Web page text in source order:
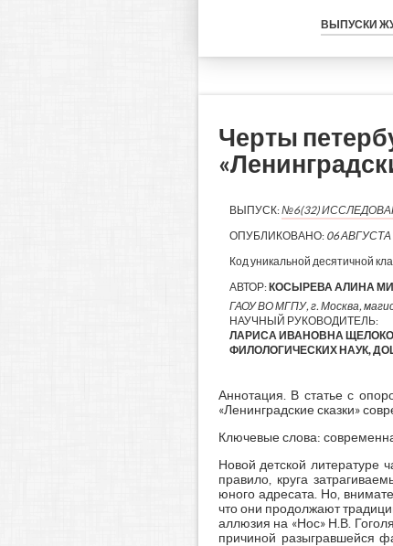
ВЫПУСКИ
Черты
ВЫПУСК:№6(32)
ОПУБЛИКОВАНО: 06 АВГУСТА
Код уникальной десятичной
АВТОР: КОСЫРЕВА АЛИНА
ГАОУ ВО МГПУ, г. Москва,
НАУЧНЫЙ РУКОВОДИТЕЛЬ:
ЛАРИСА ИВАНОВНА
ФИЛОЛОГИЧЕСКИХ НАУК,
Аннотация. В статье с
«Ленинградские сказки»
Ключевые слова:
Новой детской литературе
правило, круга
юного адресата. Но,
что они продолжают
аллюзия на «Нос» Н.В.
причиной разыгравшейся